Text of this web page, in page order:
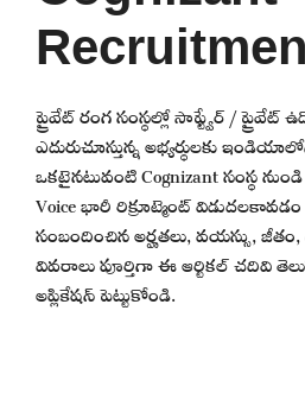
ప్రైవేట్ రంగ సంస్థల్లో సాఫ్ట్వేర్ /
ఎదురుచూస్తున్న అభ్యర్థులకు
ఒకటైనటువంటి Cognizant సంస్థ
Voice భారీ రిక్రూట్మెంట్
సంబందించిన అర్హతలు, వయస్సు,
వివరాలు పూర్తిగా ఈ ఆర్టికల్ చదివి
అప్లికేషన్ పెట్టుకోండి.